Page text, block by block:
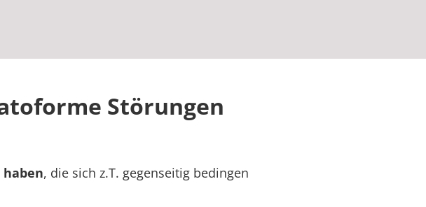
Störungen
, die sich z.T. gegenseitig bedingen